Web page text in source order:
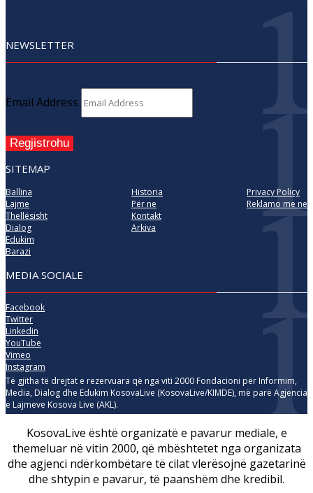
NEWSLETTER
Email Address
Regjistrohu
SITEMAP
Ballina
Lajme
Thellësisht
Dialog
Edukim
Barazi
Historia
Për ne
Kontakt
Arkiva
Privacy Policy
Reklamo me ne
MEDIA SOCIALE
Facebook
Twitter
Linkedin
YouTube
Vimeo
Instagram
Të gjitha të drejtat e rezervuara që nga viti 2000 Fondacioni për Informim,
Media, Dialog dhe Edukim KosovaLive (KosovaLive/KIMDE), më parë Agjencia
e Lajmeve Kosova Live (AKL).
KosovaLive është organizatë e pavarur mediale, e
themeluar në vitin 2000, që mbështetet nga organizata
dhe agjenci ndërkombëtare të cilat vlerësojnë gazetarinë
dhe shtypin e pavarur, të paanshëm dhe kredibil.